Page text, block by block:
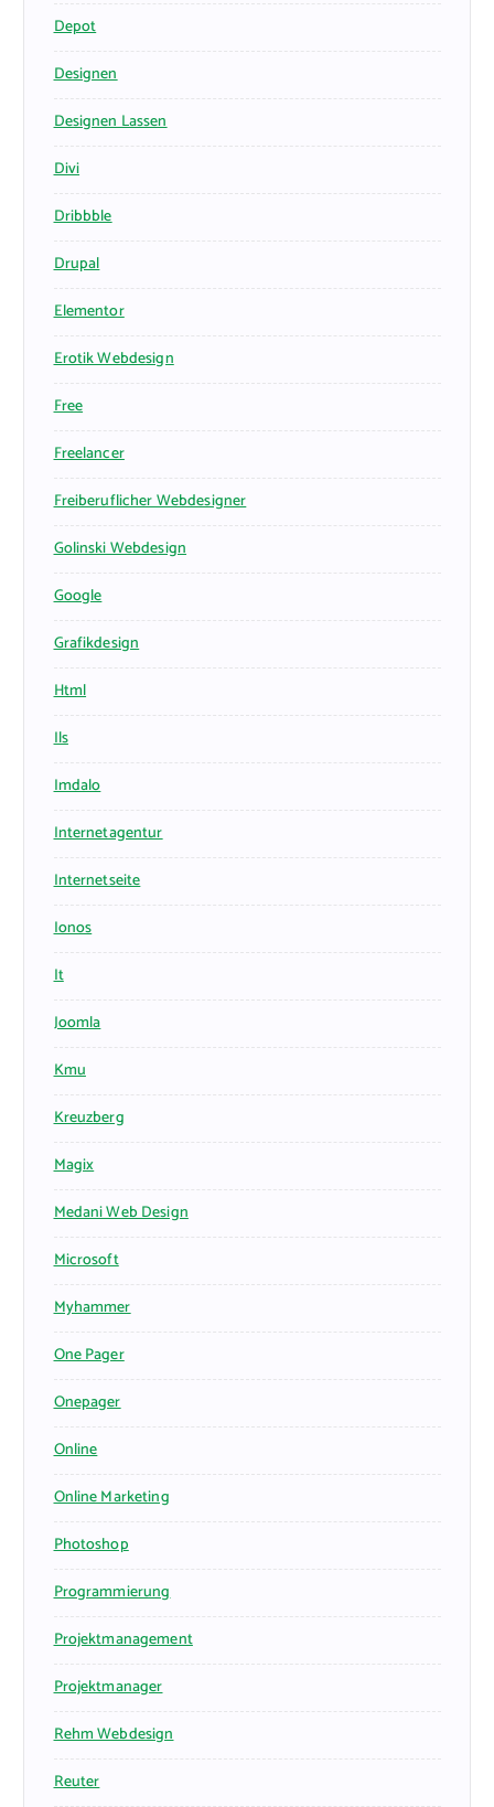
Depot
Designen
Designen Lassen
Divi
Dribbble
Drupal
Elementor
Erotik Webdesign
Free
Freelancer
Freiberuflicher Webdesigner
Golinski Webdesign
Google
Grafikdesign
Html
Ils
Imdalo
Internetagentur
Internetseite
Ionos
It
Joomla
Kmu
Kreuzberg
Magix
Medani Web Design
Microsoft
Myhammer
One Pager
Onepager
Online
Online Marketing
Photoshop
Programmierung
Projektmanagement
Projektmanager
Rehm Webdesign
Reuter